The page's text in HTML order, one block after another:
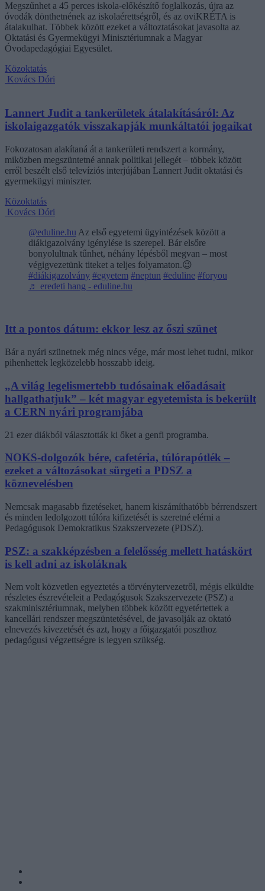
Megszűnhet a 45 perces iskola-előkészítő foglalkozás, újra az
óvodák dönthetnének az iskolaérettségről, és az oviKRÉTA is
átalakulhat. Többek között ezeket a változtatásokat javasolta az
Oktatási és Gyermekügyi Minisztériumnak a Magyar
Óvodapedagógiai Egyesület.
Közoktatás
Kovács Dóri
Lannert Judit a tankerületek átalakításáról: Az
iskolaigazgatók visszakapják munkáltatói jogaikat
Fokozatosan alakítaná át a tankerületi rendszert a kormány,
miközben megszüntetné annak politikai jellegét – többek között
erről beszélt első televíziós interjújában Lannert Judit oktatási és
gyermekügyi miniszter.
Közoktatás
Kovács Dóri
@eduline.hu Az első egyetemi ügyintézések között a
diákigazolvány igénylése is szerepel. Bár elsőre
bonyolultnak tűnhet, néhány lépésből megvan – most
végigvezetünk titeket a teljes folyamaton.😉
#diákigazolvány #egyetem #neptun #eduline #foryou
♬ eredeti hang - eduline.hu
Itt a pontos dátum: ekkor lesz az őszi szünet
Bár a nyári szünetnek még nincs vége, már most lehet tudni, mikor
pihenhettek legközelebb hosszabb ideig.
„A világ legelismertebb tudósainak előadásait
hallgathatjuk” – két magyar egyetemista is bekerült
a CERN nyári programjába
21 ezer diákból választották ki őket a genfi programba.
NOKS-dolgozók bére, cafetéria, túlórapótlék –
ezeket a változásokat sürgeti a PDSZ a
köznevelésben
Nemcsak magasabb fizetéseket, hanem kiszámíthatóbb bérrendszert
és minden ledolgozott túlóra kifizetését is szeretné elérni a
Pedagógusok Demokratikus Szakszervezete (PDSZ).
PSZ: a szakképzésben a felelősség mellett hatáskört
is kell adni az iskoláknak
Nem volt közvetlen egyeztetés a törvénytervezetről, mégis elküldte
részletes észrevételeit a Pedagógusok Szakszervezete (PSZ) a
szakminisztériumnak, melyben többek között egyetértettek a
kancellári rendszer megszüntetésével, de javasolják az oktató
elnevezés kivezetését és azt, hogy a főigazgatói poszthoz
pedagógusi végzettségre is legyen szükség.